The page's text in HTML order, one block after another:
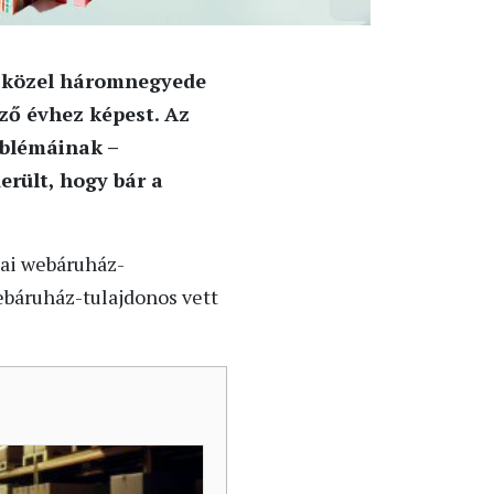
háromnegyede
évhez képest. Az
–
hogy bár a
webáruház-
tulajdonos vett